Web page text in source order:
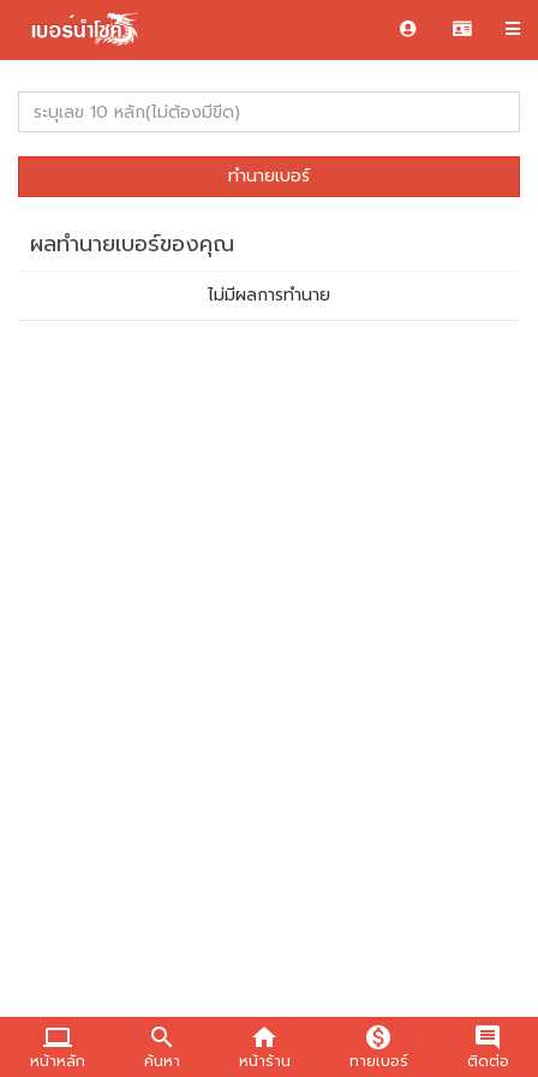
computer
หน้าหลัก
search
ค้นหา
home
หน้าร้าน
monetization_on
ทายเบอร์
comment
ติดต่อ
ทำนายเบอร์
ผลทำนายเบอร์ของคุณ
ไม่มีผลการทำนาย